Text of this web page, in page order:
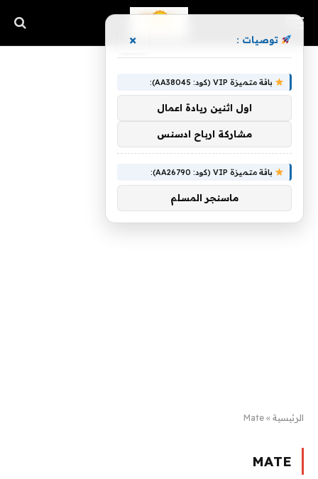
الرئيسية »
Mate
MATE
توصيات : ×
باقة متميزة VIP (كود: AA38045):
اول اثنين ريادة اعمال
مشاركة ارباح ادسنس
باقة متميزة VIP (كود: AA26790):
ماسنجر المسلم